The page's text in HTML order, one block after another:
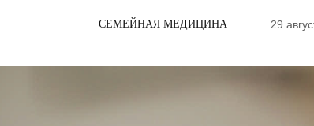
СЕМЕЙНАЯ МЕДИЦИНА 29